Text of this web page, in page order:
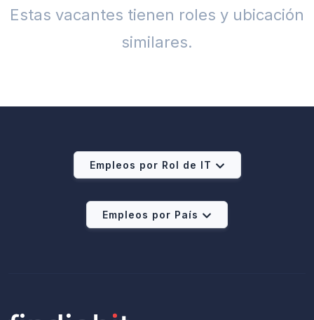
Estas vacantes tienen roles y ubicación
similares.
Empleos por Rol de IT
Empleos por País